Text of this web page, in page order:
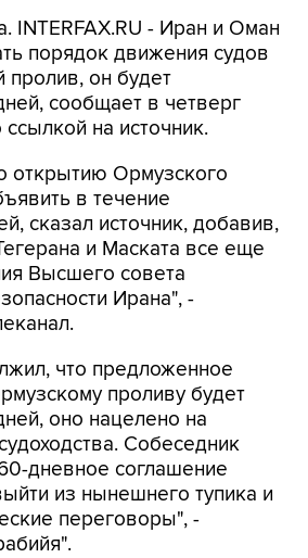
INTERFAX.RU - Иран и Оман
порядок движения судов
пролив, он будет
сообщает в четверг
на источник.
открытию Ормузского
в течение
сказал источник, добавив,
и Маската все еще
Высшего совета
Ирана", -
что предложенное
проливу будет
оно нацелено на
Собеседник
дневное соглашение
из нынешнего тупика и
переговоры", -